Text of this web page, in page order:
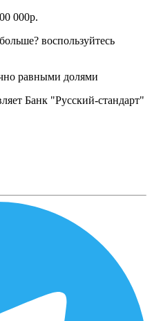
000р.
воспользуйтесь
равными долями
Банк "Русский-стандарт"